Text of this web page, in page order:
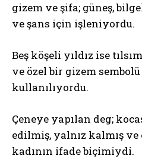
gizem ve şifa; güneş,
ve şans için işleniyordu.
Beş köşeli yıldız ise
ve özel bir gizem
kullanılıyordu.
Çeneye yapılan deg;
edilmiş, yalnız kalmış
kadının ifade biçimiydi.